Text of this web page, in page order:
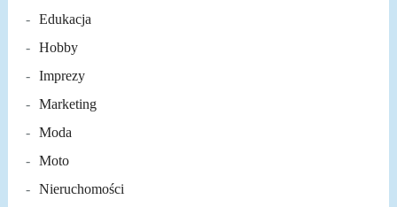
Edukacja
Hobby
Imprezy
Marketing
Moda
Moto
Nieruchomości